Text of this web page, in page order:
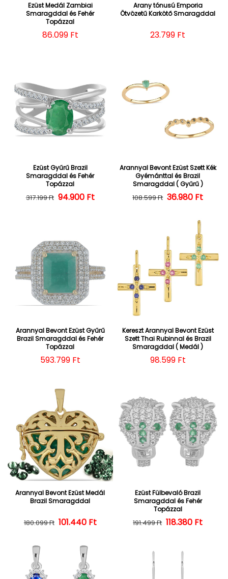
Ezüst Medál Zambiai
Smaragddal és Fehér
Topázzal
Normál ár
86.099 Ft
Arany tónusú Emporia
Ötvözetű Karkötő Smaragddal
Normál ár
23.799 Ft
Ezüst Gyűrű Brazil
Smaragddal és Fehér
Topázzal
Normál ár
317.199 Ft Kedvezményes ár
94.900 Ft
Arannyal Bevont Ezüst Szett Kék
Gyémánttal és Brazil
Smaragddal ( Gyűrű )
Normál ár
108.599 Ft 36.980 Ft
Arannyal Bevont Ezüst Gyűrű
Brazil Smaragddal és Fehér
Topázzal
Normál ár
593.799 Ft
Kereszt Arannyal Bevont Ezüst
Szett Thai Rubinnal és Brazil
Smaragddal ( Medál )
Normál ár
98.599 Ft
Arannyal Bevont Ezüst Medál
Brazil Smaragddal
Normál ár
180.099 Ft Kedvezményes ár
101.440 Ft
Ezüst Fülbevaló Brazil
Smaragddal és Fehér
Topázzal
Normál ár
191.499 Ft 118.380 Ft